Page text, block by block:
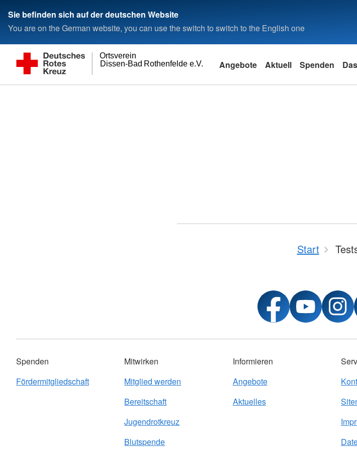
Sie befinden sich auf der deutschen Website
You are on the German website, you can use the switch to switch to the English one
Dissen-Bad Rothenfelde e.V.
Ortsverein
Angebote Aktuell Spenden
Start
Spenden
Fördermitgliedschaft
Mitwirken
Mitglied werden
Bereitschaft
Jugendrotkreuz
Blutspende
Informieren
Angebote
Aktuelles